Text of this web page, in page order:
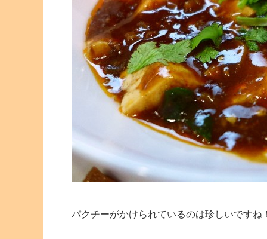
パクチーがかけられているのは珍しいですね